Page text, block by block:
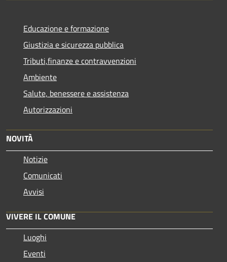
Educazione e formazione
Giustizia e sicurezza pubblica
Tributi,finanze e contravvenzioni
Ambiente
Salute, benessere e assistenza
Autorizzazioni
NOVITÀ
Notizie
Comunicati
Avvisi
VIVERE IL COMUNE
Luoghi
Eventi